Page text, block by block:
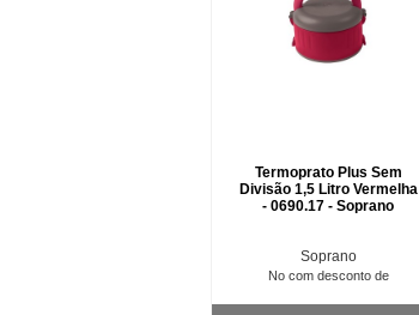
Termoprato Plus Sem
Divisão 1,5 Litro Vermelha
- 0690.17 - Soprano
Soprano
No com desconto de